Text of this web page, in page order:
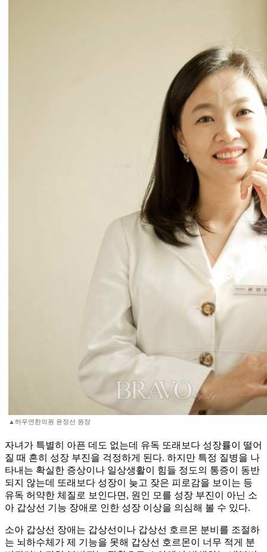
▲하우연한의원 윤정선 원장
자녀가 특별히 아픈 데도 없는데 유독 또래보다 성장률이 떨어
질 때 흔히 성장 부진을 걱정하게 된다. 하지만 특정 질병을 나
타내는 확실한 증상이나 일상생활이 힘들 정도의 통증이 동반
되지 않는데 또래보다 성장이 늦고 잦은 피로감을 보이는 등
유독 허약한 체질로 보인다면, 원인 모를 성장 부진이 아닌 소
아 갑상선 기능 장애로 인한 성장 이상을 의심해 볼 수 있다.
소아 갑상선 장애는 갑상선이나 갑상선 호르몬 분비를 조절하
는 뇌하수체가 제 기능을 못해 갑상선 호르몬이 너무 적게 분